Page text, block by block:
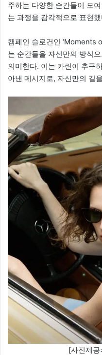
주하는 다양한 순간들이 모
는 과정을 감각적으로 표현
캠페인 슬로건인 ‘Moments
는 순간들을 자신만의 방식
의미한다. 이는 카린이 추구
아낸 메시지로, 자신만의 길
[사진제